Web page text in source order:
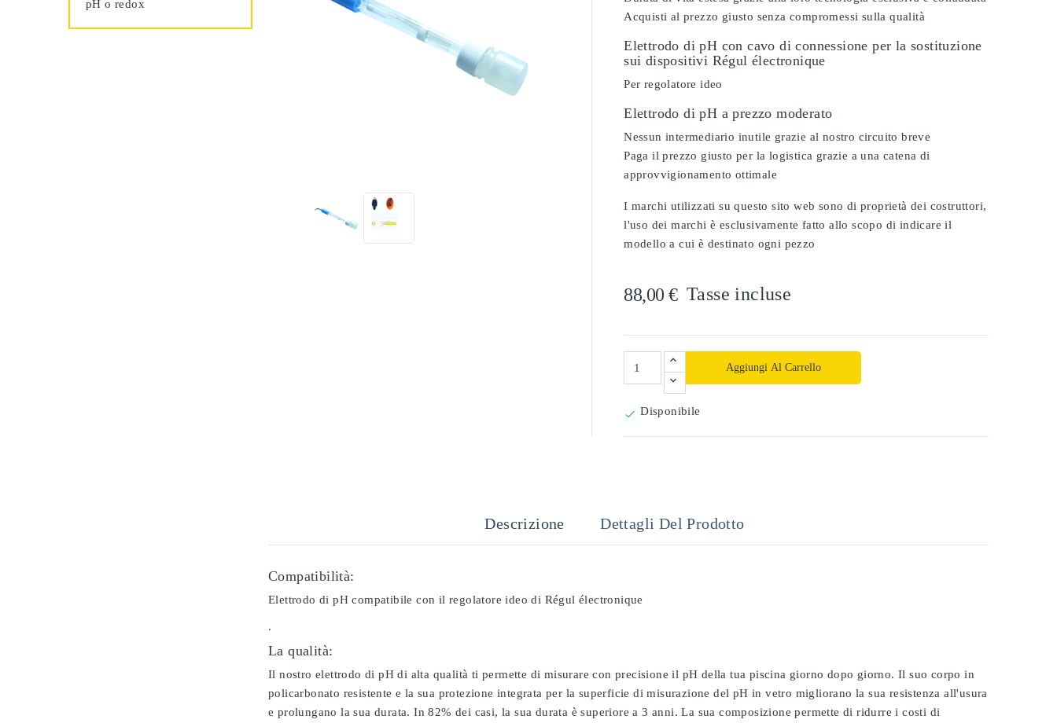
pH o redox
Acquisti al prezzo giusto senza compromessi sulla qualità
Elettrodo di pH con cavo di connessione per la sostituzione
sui dispositivi Régul électronique
Per regolatore ideo
Elettrodo di pH a prezzo moderato
Nessun intermediario inutile grazie al nostro circuito breve
Paga il prezzo giusto per la logistica grazie a una catena di
approvvigionamento ottimale
I marchi utilizzati su questo sito web sono di proprietà dei costruttori,
l'uso dei marchi è esclusivamente fatto allo scopo di indicare il
modello a cui è destinato ogni pezzo
88,00 € Tasse incluse
Aggiungi Al Carrello
 Disponibile
Descrizione Dettagli Del Prodotto
Compatibilità:
Elettrodo di pH compatibile con il regolatore ideo di Régul électronique
.
La qualità:
Il nostro elettrodo di pH di alta qualità ti permette di misurare con precisione il pH della tua piscina giorno dopo giorno. Il suo corpo in
policarbonato resistente e la sua protezione integrata per la superficie di misurazione del pH in vetro migliorano la sua resistenza all'usura
e prolungano la sua durata. In 82% dei casi, la sua durata è superiore a 3 anni. La sua composizione permette di ridurre i costi di